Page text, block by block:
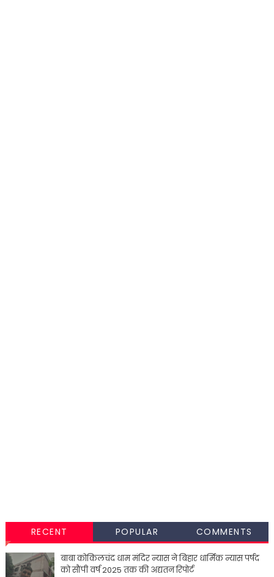
RECENT POPULAR COMMENTS
बाबा कोकिलचंद धाम मंदिर न्यास ने बिहार धार्मिक न्यास पर्षद
को सौंपी वर्ष 2025 तक की अद्यतन रिपोर्ट